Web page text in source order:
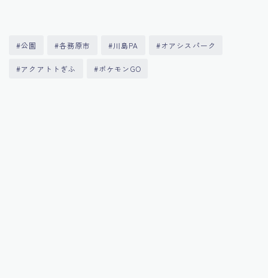
#公園 #各務原市 #川島PA #オアシスパーク
#アクアトトぎふ #ポケモンGO